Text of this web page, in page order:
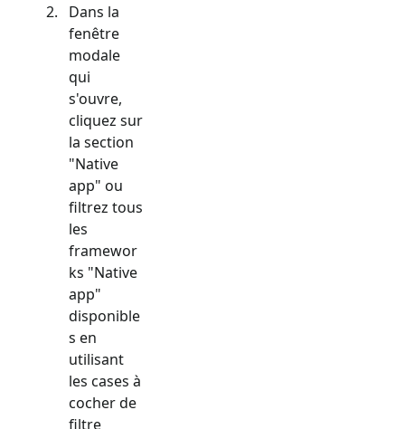
Dans la
fenêtre
modale
qui
s'ouvre,
cliquez sur
la section
"Native
app" ou
filtrez tous
les
framewor
ks "Native
app"
disponible
s en
utilisant
les cases à
cocher de
filtre